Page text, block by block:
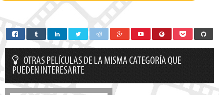
OTRAS PELÍCULAS DE LA MISMA CATEGORÍA QUE
PUEDEN INTERESARTE